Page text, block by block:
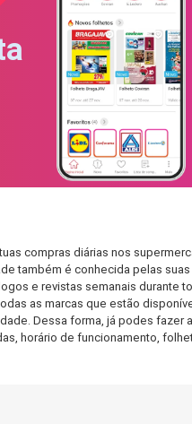
compras diárias nos
também é conhecida pelas
e revistas semanais durante
as marcas que estão
Dessa forma, já podes fazer
horário de funcionamento,